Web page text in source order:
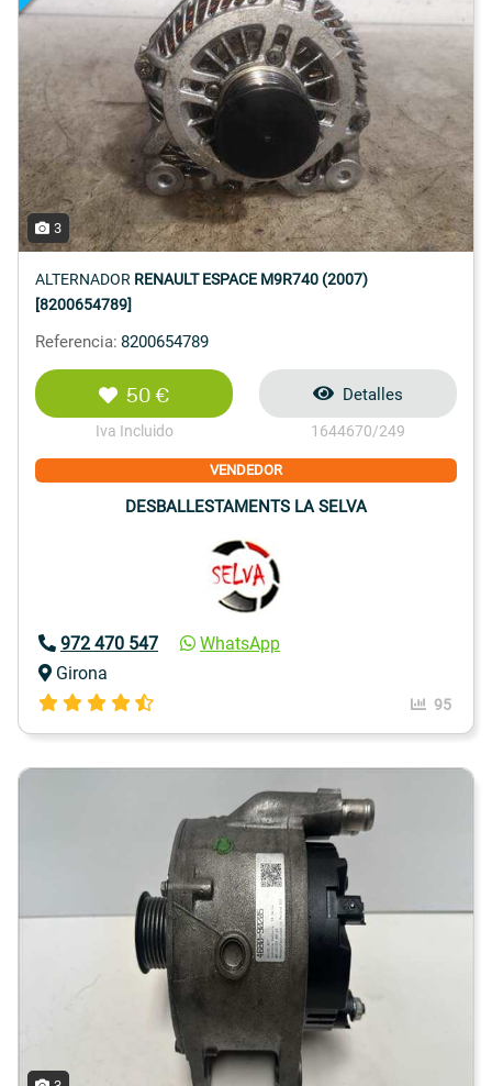
3
ALTERNADOR RENAULT ESPACE M9R740 (2007)
[8200654789]
Referencia: 8200654789
50 €
Iva Incluido
Detalles
1644670/249
VENDEDOR
DESBALLESTAMENTS LA SELVA
972 470 547
WhatsApp
Girona
95